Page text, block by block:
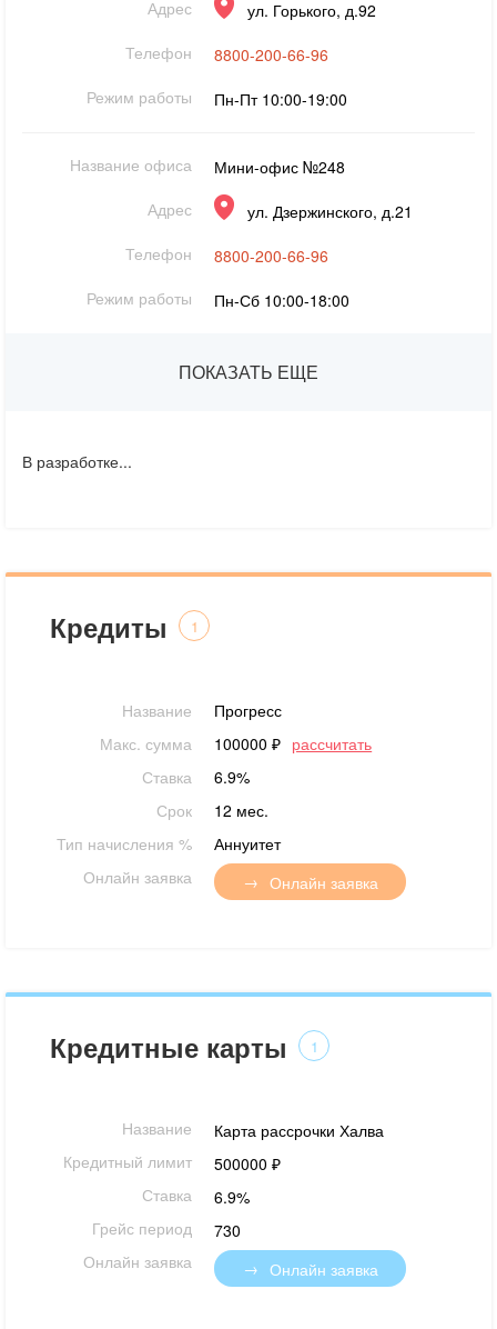
Адрес
ул. Горького, д.92
Телефон
8800-200-66-96
Режим работы
Пн-Пт 10:00-19:00
Название офиса
Мини-офис №248
Адрес
ул. Дзержинского, д.21
Телефон
8800-200-66-96
Режим работы
Пн-Сб 10:00-18:00
ПОКАЗАТЬ ЕЩЕ
В разработке...
Кредиты 1
Название
Прогресс
Макс. сумма
100000 ₽ рассчитать
Ставка
6.9%
Срок
12 мес.
Тип начисления %
Аннуитет
Онлайн заявка
Онлайн заявка
Кредитные карты 1
Название
Карта рассрочки Халва
Кредитный лимит
500000 ₽
Ставка
6.9%
Грейс период
730
Онлайн заявка
Онлайн заявка